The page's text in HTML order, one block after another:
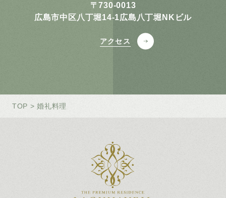
〒730-0013
広島市中区八丁堀14-1広島八丁堀NKビル
アクセス
TOP > 婚礼料理